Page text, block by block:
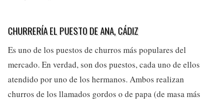
CHURRERÍA EL PUESTO DE ANA, CÁDIZ
Es uno de los puestos de churros más populares del
mercado. En verdad, son dos puestos, cada uno de ellos
atendido por uno de los hermanos. Ambos realizan
churros de los llamados gordos o de papa (de masa más